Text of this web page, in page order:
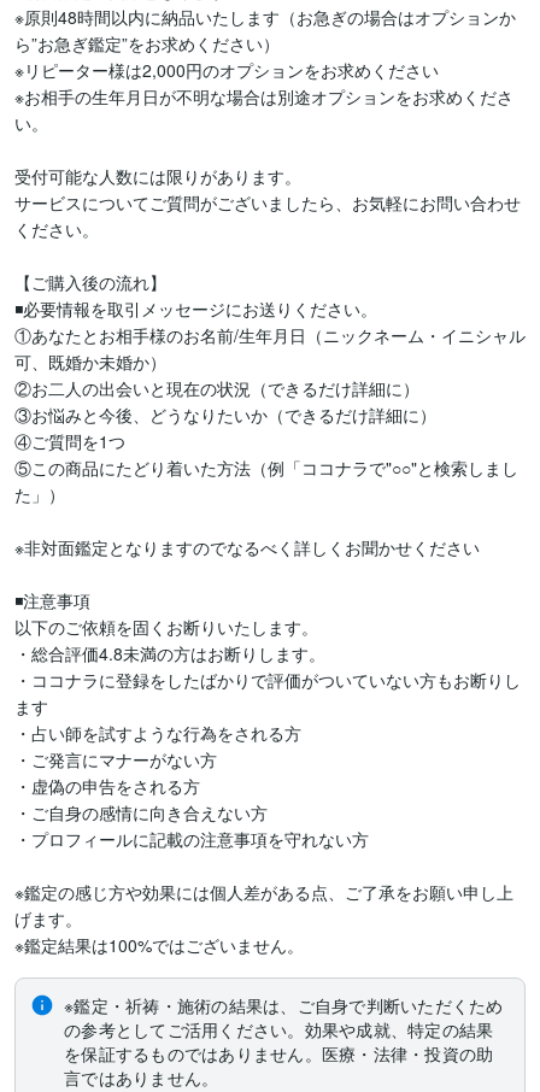
※原則48時間以内に納品いたします（お急ぎの場合はオプションか
ら”お急ぎ鑑定”をお求めください）
※リピーター様は2,000円のオプションをお求めください
※お相手の生年月日が不明な場合は別途オプションをお求めくださ
い。
受付可能な人数には限りがあります。
サービスについてご質問がございましたら、お気軽にお問い合わせ
ください。
【ご購入後の流れ】
◾️必要情報を取引メッセージにお送りください。
①あなたとお相手様のお名前/生年月日（ニックネーム・イニシャル
可、既婚か未婚か）
②お二人の出会いと現在の状況（できるだけ詳細に）
③お悩みと今後、どうなりたいか（できるだけ詳細に）
④ご質問を1つ
⑤この商品にたどり着いた方法（例「ココナラで"○○"と検索しまし
た」）
※非対面鑑定となりますのでなるべく詳しくお聞かせください
◾️注意事項
以下のご依頼を固くお断りいたします。
・総合評価4.8未満の方はお断りします。
・ココナラに登録をしたばかりで評価がついていない方もお断りし
ます
・占い師を試すような行為をされる方
・ご発言にマナーがない方
・虚偽の申告をされる方
・ご自身の感情に向き合えない方
・プロフィールに記載の注意事項を守れない方
※鑑定の感じ方や効果には個人差がある点、ご了承をお願い申し上
げます。
※鑑定結果は100%ではございません。
※鑑定・祈祷・施術の結果は、ご自身で判断いただくため
の参考としてご活用ください。効果や成就、特定の結果
を保証するものではありません。医療・法律・投資の助
言ではありません。